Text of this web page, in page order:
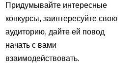
Придумывайте интересные
конкурсы, заинтересуйте свою
аудиторию, дайте ей повод
начать с вами
взаимодействовать.